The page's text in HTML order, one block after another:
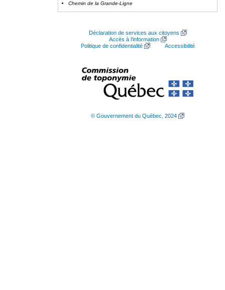
Chemin de la Grande-Ligne
Déclaration de services aux citoyens
Accès à l’information
Politique de confidentialité
Accessibilité
© Gouvernement du Québec, 2024